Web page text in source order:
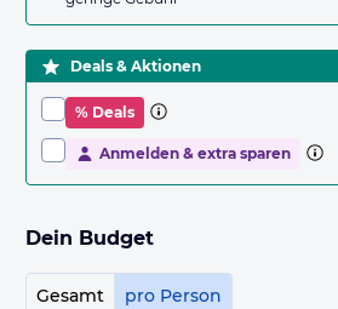
Deals & Aktionen
% Deals
Anmelden & extra sparen
Dein Budget
Gesamt pro Person